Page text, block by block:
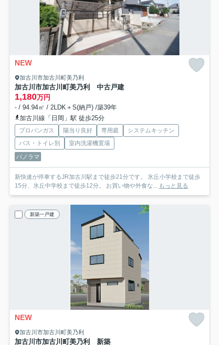
NEW
加古川市加古川町美乃利
加古川市加古川町美乃利 中古戸建
1,180万円
- / 94.94㎡ / 2LDK＋S(納戸) /築39年
加古川線「日岡」駅 徒歩25分
プロパンガス 陽当り良好 専用庭
システムキッチン
バス・トイレ別
室内洗濯機置場
パノラマ
新快速が停車するJR加古川駅まで徒歩21分です。 氷丘小学校まで徒歩
15分、氷丘中学校まで徒歩12分。 お買い物や外食な... もっと見る
新築一戸建
NEW
加古川市加古川町美乃利
加古川市加古川町美乃利 新築